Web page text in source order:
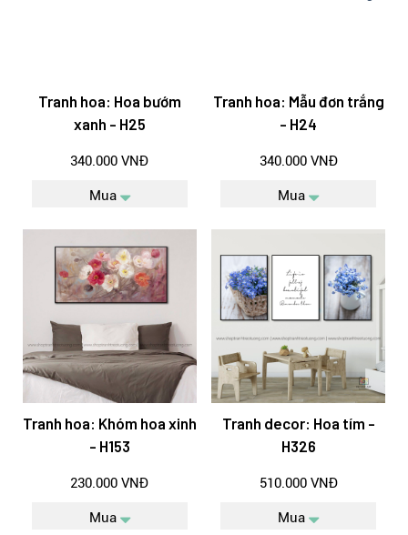
Tranh hoa: Hoa bướm
xanh - H25
340.000 VNĐ
Mua
Tranh hoa: Mẫu đơn trắng
- H24
340.000 VNĐ
Mua
Tranh hoa: Khóm hoa xinh
- H153
230.000 VNĐ
Mua
Tranh decor: Hoa tím -
H326
510.000 VNĐ
Mua